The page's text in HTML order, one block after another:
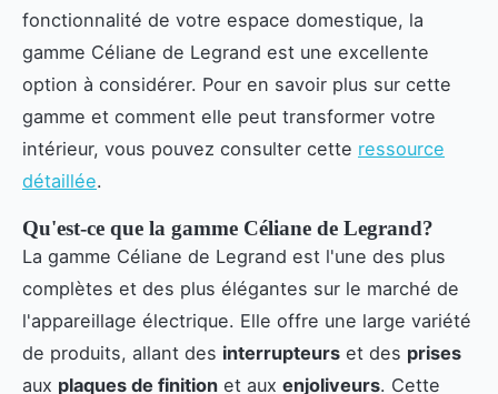
fonctionnalité de votre espace domestique, la
gamme Céliane de Legrand est une excellente
option à considérer. Pour en savoir plus sur cette
gamme et comment elle peut transformer votre
intérieur, vous pouvez consulter cette ressource
détaillée.
Qu'est-ce que la gamme Céliane de Legrand?
La gamme Céliane de Legrand est l'une des plus
complètes et des plus élégantes sur le marché de
l'appareillage électrique. Elle offre une large variété
de produits, allant des interrupteurs et des prises
aux plaques de finition et aux enjoliveurs. Cette